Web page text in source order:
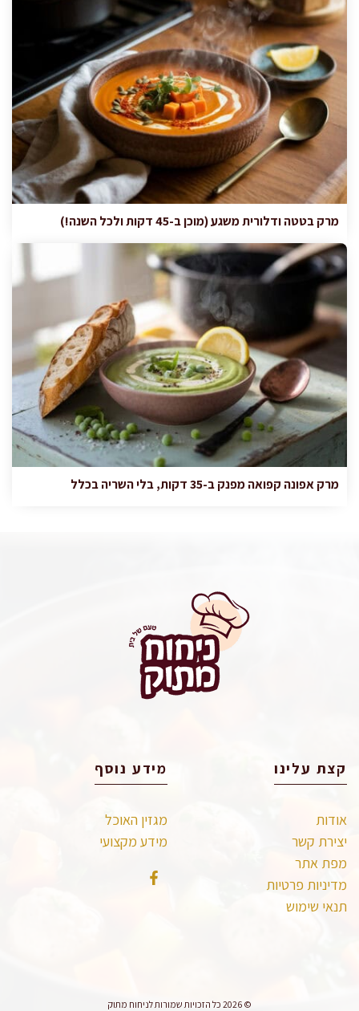
מרק בטטה ודלורית משגע (מוכן ב-45 דקות ולכל השנה!)
מרק אפונה קפואה מפנק ב-35 דקות, בלי השריה בכלל
קצת עלינו
אודות
יצירת קשר
מפת אתר
מדיניות פרטיות
תנאי שימוש
מידע נוסף
מגזין האוכל
מידע מקצועי
© 2026 כל הזכויות שמורות לניחוח מתוק